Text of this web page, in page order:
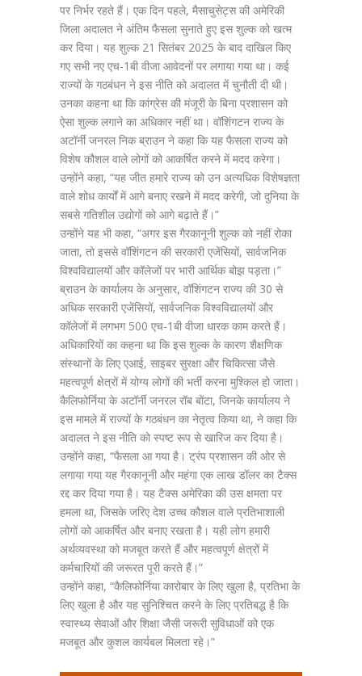
पर निर्भर रहते हैं। एक दिन पहले, मैसाचुसेट्स की अमेरिकी
जिला अदालत ने अंतिम फैसला सुनाते हुए इस शुल्क को खत्म
कर दिया। यह शुल्क 21 सितंबर 2025 के बाद दाखिल किए
गए सभी नए एच-1बी वीजा आवेदनों पर लगाया गया था। कई
राज्यों के गठबंधन ने इस नीति को अदालत में चुनौती दी थी।
उनका कहना था कि कांग्रेस की मंजूरी के बिना प्रशासन को
ऐसा शुल्क लगाने का अधिकार नहीं था। वॉशिंगटन राज्य के
अटॉर्नी जनरल निक ब्राउन ने कहा कि यह फैसला राज्य को
विशेष कौशल वाले लोगों को आकर्षित करने में मदद करेगा।
उन्होंने कहा, “यह जीत हमारे राज्य को उन अत्यधिक विशेषज्ञता
वाले शोध कार्यों में आगे बनाए रखने में मदद करेगी, जो दुनिया के
सबसे गतिशील उद्योगों को आगे बढ़ाते हैं।”
उन्होंने यह भी कहा, “अगर इस गैरकानूनी शुल्क को नहीं रोका
जाता, तो इससे वॉशिंगटन की सरकारी एजेंसियों, सार्वजनिक
विश्वविद्यालयों और कॉलेजों पर भारी आर्थिक बोझ पड़ता।”
ब्राउन के कार्यालय के अनुसार, वॉशिंगटन राज्य की 30 से
अधिक सरकारी एजेंसियों, सार्वजनिक विश्वविद्यालयों और
कॉलेजों में लगभग 500 एच-1बी वीजा धारक काम करते हैं।
अधिकारियों का कहना था कि इस शुल्क के कारण शैक्षणिक
संस्थानों के लिए एआई, साइबर सुरक्षा और चिकित्सा जैसे
महत्वपूर्ण क्षेत्रों में योग्य लोगों की भर्ती करना मुश्किल हो जाता।
कैलिफोर्निया के अटॉर्नी जनरल रॉब बोंटा, जिनके कार्यालय ने
इस मामले में राज्यों के गठबंधन का नेतृत्व किया था, ने कहा कि
अदालत ने इस नीति को स्पष्ट रूप से खारिज कर दिया है।
उन्होंने कहा, “फैसला आ गया है। ट्रंप प्रशासन की ओर से
लगाया गया यह गैरकानूनी और महंगा एक लाख डॉलर का टैक्स
रद्द कर दिया गया है। यह टैक्स अमेरिका की उस क्षमता पर
हमला था, जिसके जरिए देश उच्च कौशल वाले प्रतिभाशाली
लोगों को आकर्षित और बनाए रखता है। यही लोग हमारी
अर्थव्यवस्था को मजबूत करते हैं और महत्वपूर्ण क्षेत्रों में
कर्मचारियों की जरूरत पूरी करते हैं।”
उन्होंने कहा, “कैलिफोर्निया कारोबार के लिए खुला है, प्रतिभा के
लिए खुला है और यह सुनिश्चित करने के लिए प्रतिबद्ध है कि
स्वास्थ्य सेवाओं और शिक्षा जैसी जरूरी सुविधाओं को एक
मजबूत और कुशल कार्यबल मिलता रहे।”